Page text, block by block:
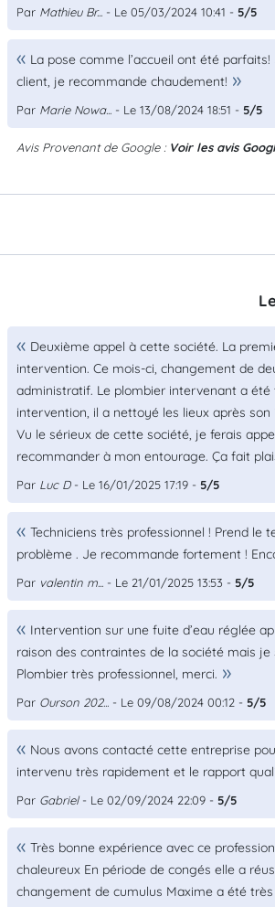
Par Mathieu Br... - Le 05/03/2024 10:41 - 5/5
La pose comme l’accueil ont été
client, je recommande chaudement!
Par Marie Nowa... - Le 13/08/2024 18:51 - 5/5
Avis Provenant de Google : Voir les avis
Deuxième appel à cette société. La
intervention. Ce mois-ci, changement de
administratif. Le plombier intervenant a été
intervention, il a nettoyé les lieux après
Vu le sérieux de cette société, je ferais
recommander à mon entourage. Ça fait
Par Luc D- Le 16/01/2025 17:19 - 5/5
Techniciens très professionnel ! Prend le
problème . Je recommande fortement !
Par valentin m... - Le 21/01/2025 13:53 - 5/5
Intervention sur une fuite d’eau réglée
raison des contraintes de la société mais
Plombier très professionnel, merci.
Par Ourson 202... - Le 09/08/2024 00:12 - 5/5
Nous avons contacté cette entreprise
intervenu très rapidement et le rapport
Par Gabriel- Le 02/09/2024 22:09 - 5/5
Très bonne expérience avec ce
chaleureux En période de congés elle a
changement de cumulus Maxime a été